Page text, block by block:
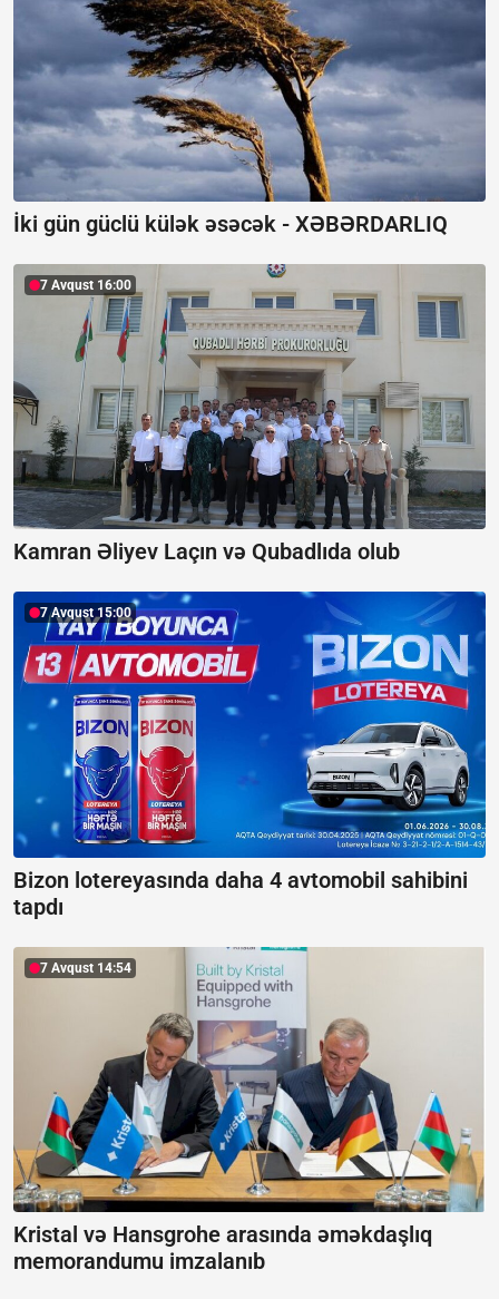
İki gün güclü külək əsəcək - XƏBƏRDARLIQ
7 Avqust 16:00
Kamran Əliyev Laçın və Qubadlıda olub
7 Avqust 15:00
Bizon lotereyasında daha 4 avtomobil sahibini
tapdı
7 Avqust 14:54
Kristal və Hansgrohe arasında əməkdaşlıq
memorandumu imzalanıb